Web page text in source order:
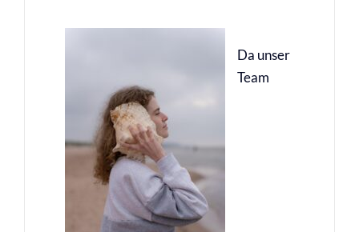
Da unser
Team